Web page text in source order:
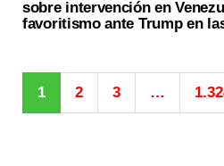
sobre intervención en
favoritismo ante Trump en
1 2 3 …